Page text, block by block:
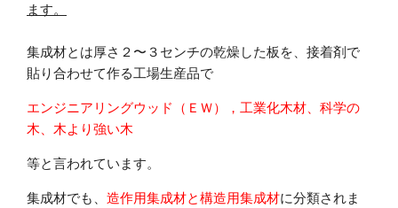
ます。
集成材とは厚さ２〜３センチの乾燥した板を、接着剤で
貼り合わせて作る工場生産品で
エンジニアリングウッド（ＥＷ）， 工業化木材、 科学の
木、 木より強い木
等と言われています。
集成材でも、 造作用集成材と構造用集成材に分類されま